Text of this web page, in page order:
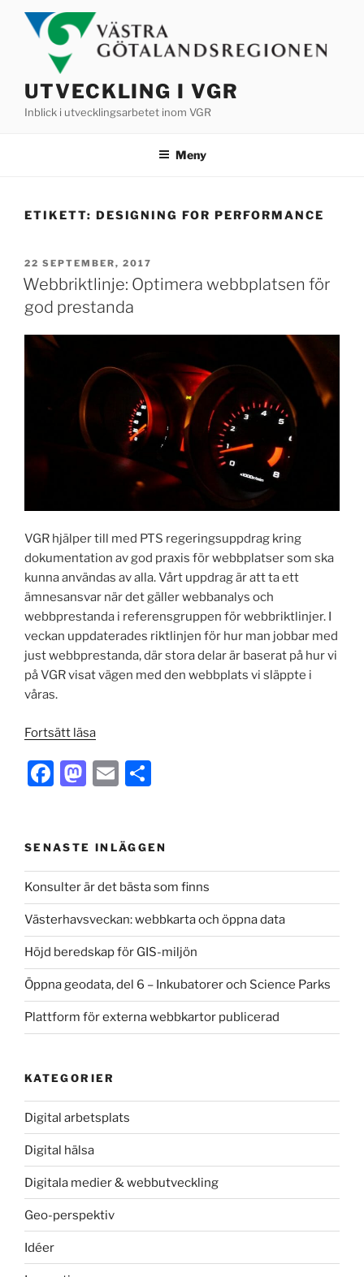
Hoppa
UTVECKLING I VGR
Inblick i utvecklingsarbetet inom VGR
Meny
ETIKETT: DESIGNING FOR PERFORMANCE
PUBLICERAT
22 SEPTEMBER, 2017
Webbriktlinje: Optimera webbplatsen för
god prestanda
VGR hjälper till med PTS regeringsuppdrag kring
dokumentation av god praxis för webbplatser som ska
kunna användas av alla. Vårt uppdrag är att ta ett
ämnesansvar när det gäller webbanalys och
webbprestanda i referensgruppen för webbriktlinjer. I
veckan uppdaterades riktlinjen för hur man jobbar med
just webbprestanda, där stora delar är baserat på hur vi
på VGR visat vägen med den webbplats vi släppte i
våras.
Fortsätt läsa”Webbriktlinje:
webbplatsen
för
F
e
b
o
o
k
M
o
d
o
n
E
l
SENASTE INLÄGGEN
Konsulter är det bästa som finns
Västerhavsveckan: webbkarta och öppna data
Höjd beredskap för GIS-miljön
Öppna geodata, del 6 – Inkubatorer och Science Parks
Plattform för externa webbkartor publicerad
KATEGORIER
Digital arbetsplats
Digital hälsa
Digitala medier & webbutveckling
Geo-perspektiv
Idéer